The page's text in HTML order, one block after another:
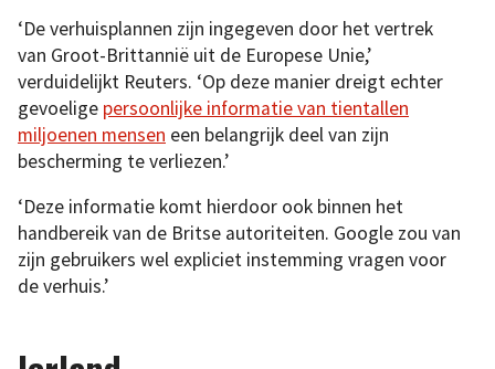
‘De verhuisplannen zijn ingegeven door het vertrek
van Groot-Brittannië uit de Europese Unie,’
verduidelijkt Reuters. ‘Op deze manier dreigt echter
gevoelige persoonlijke informatie van tientallen
miljoenen mensen een belangrijk deel van zijn
bescherming te verliezen.’
‘Deze informatie komt hierdoor ook binnen het
handbereik van de Britse autoriteiten. Google zou van
zijn gebruikers wel expliciet instemming vragen voor
de verhuis.’